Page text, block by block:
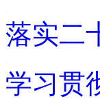
落实二
学习贯